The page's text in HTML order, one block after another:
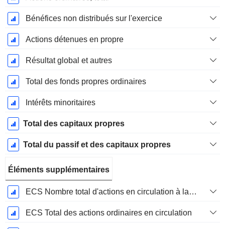
Bénéfices non distribués sur l'exercice
Actions détenues en propre
Résultat global et autres
Total des fonds propres ordinaires
Intérêts minoritaires
Total des capitaux propres
Total du passif et des capitaux propres
Éléments supplémentaires
ECS Nombre total d'actions en circulation à la date de dépôt
ECS Total des actions ordinaires en circulation